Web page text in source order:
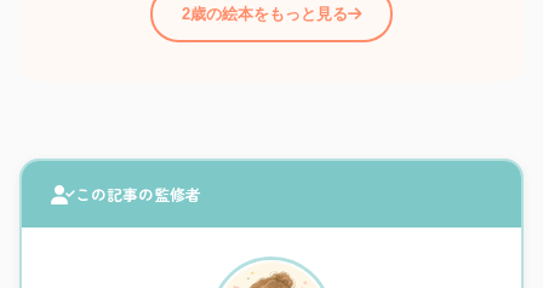
2歳の絵本をもっと見る
この記事の監修者